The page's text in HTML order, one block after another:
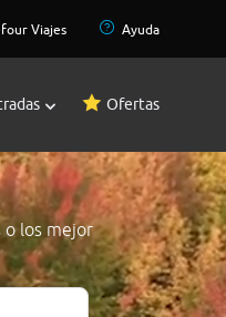
Viajes Ayuda
Ofertas
o los mejor